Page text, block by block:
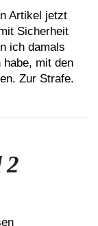
Artikel jetzt
Sicherheit
ich damals
habe, mit den
Zur Strafe.
2